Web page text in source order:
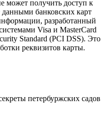
может получить доступ к
банковских карт
разработанный
Visa и MasterCard
Standard (PCI DSS). Это
реквизитов карты.